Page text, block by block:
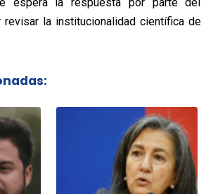
revisar la institucionalidad científica de